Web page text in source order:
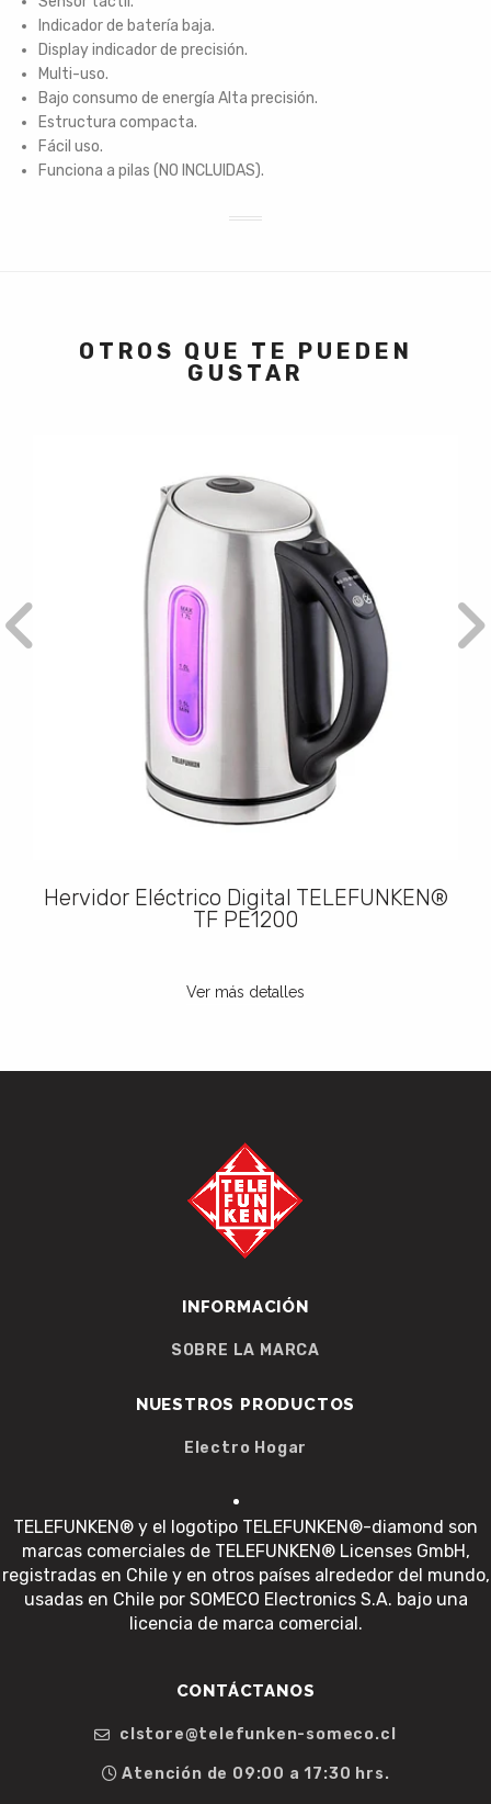
Indicador de batería baja.
Display indicador de precisión.
Multi-uso.
Bajo consumo de energía Alta precisión.
Estructura compacta.
Fácil uso.
Funciona a pilas (NO INCLUIDAS).
OTROS QUE TE PUEDEN
GUSTAR
Hervidor Eléctrico Digital TELEFUNKEN®
TF PE1200
Ver más detalles
INFORMACIÓN
SOBRE LA MARCA
NUESTROS PRODUCTOS
Electro Hogar
TELEFUNKEN® y el logotipo TELEFUNKEN®-diamond son
marcas comerciales de TELEFUNKEN® Licenses GmbH,
registradas en Chile y en otros países alrededor del mundo,
usadas en Chile por SOMECO Electronics S.A. bajo una
licencia de marca comercial.
CONTÁCTANOS
clstore@telefunken-someco.cl
Atención de 09:00 a 17:30 hrs.